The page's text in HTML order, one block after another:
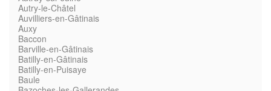
Autry-le-Châtel
Auvilliers-en-Gâtinais
Auxy
Baccon
Barville-en-Gâtinais
Batilly-en-Gâtinais
Batilly-en-Puisaye
Baule